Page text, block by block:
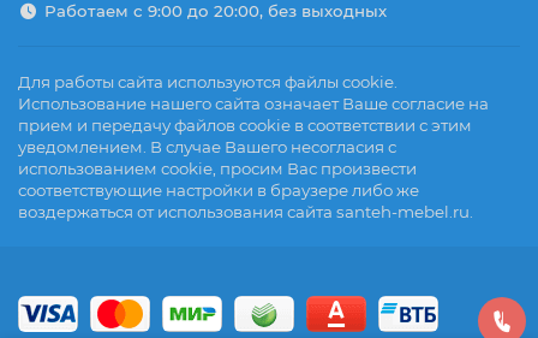
Работаем с 9:00 до 20:00, без выходных
Для работы сайта используются файлы cookie.
Использование нашего сайта означает Ваше согласие на
прием и передачу файлов cookie в соответствии с этим
уведомлением. В случае Вашего несогласия с
использованием cookie, просим Вас произвести
соответствующие настройки в браузере либо же
воздержаться от использования сайта santeh-mebel.ru.